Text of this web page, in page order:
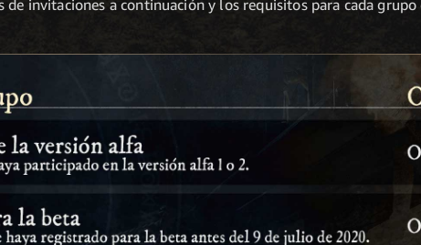
de invitaciones a continuación y los requisitos para cada grupo